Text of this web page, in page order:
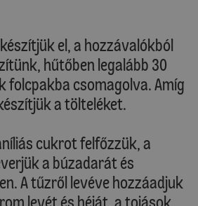
el, a hozzávalókból
hűtőben legalább 30
folcpakba csomagolva. Amíg
a tölteléket.
cukrot felfőzzük, a
a búzadarát és
A tűzről levéve hozzáadjuk